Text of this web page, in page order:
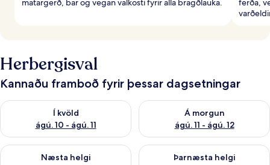
Herbergisval
Kannaðu framboð fyrir þessar dagsetningar
Í kvöld
ágú. 10 - ágú. 11
Athuga framboð í kvöld ágú. 10 - ágú. 11
Á morgun
ágú. 11 - ágú. 12
Athuga framboð á morgun
Næsta helgi
Athuga framboð næstu helgi ágú. 14 - ágú. 16
Þarnæsta helgi
Athuga framboð þarnæstu